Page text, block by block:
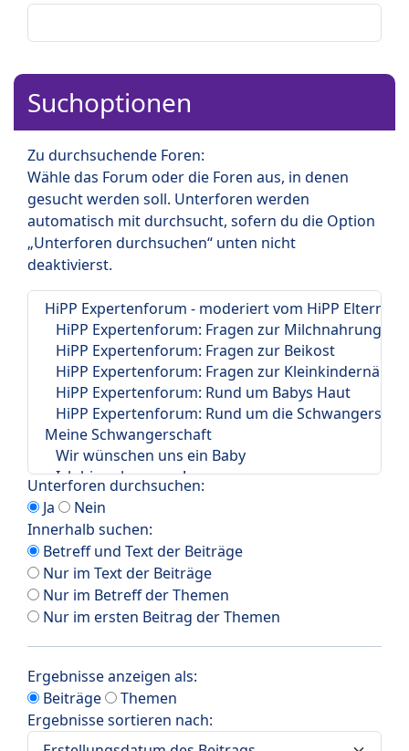
Suchoptionen
Zu durchsuchende Foren:
Wähle das Forum oder die Foren aus, in denen
gesucht werden soll. Unterforen werden
automatisch mit durchsucht, sofern du die Option
„Unterforen durchsuchen“ unten nicht
deaktivierst.
Unterforen durchsuchen:
Ja
Nein
Innerhalb suchen:
Betreff und Text der Beiträge
Nur im Text der Beiträge
Nur im Betreff der Themen
Nur im ersten Beitrag der Themen
Ergebnisse anzeigen als:
Beiträge
Themen
Ergebnisse sortieren nach: